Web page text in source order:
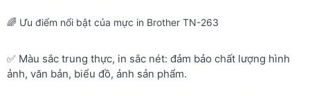
🌈 Ưu điểm nổi bật của mực in Brother TN-263
✅ Màu sắc trung thực, in sắc nét: đảm bảo chất lượng hình
ảnh, văn bản, biểu đồ, ảnh sản phẩm.